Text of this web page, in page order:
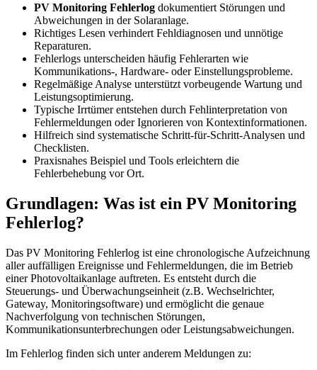
PV Monitoring Fehlerlog dokumentiert Störungen und
Abweichungen in der Solaranlage.
Richtiges Lesen verhindert Fehldiagnosen und unnötige
Reparaturen.
Fehlerlogs unterscheiden häufig Fehlerarten wie
Kommunikations-, Hardware- oder Einstellungsprobleme.
Regelmäßige Analyse unterstützt vorbeugende Wartung und
Leistungsoptimierung.
Typische Irrtümer entstehen durch Fehlinterpretation von
Fehlermeldungen oder Ignorieren von Kontextinformationen.
Hilfreich sind systematische Schritt-für-Schritt-Analysen und
Checklisten.
Praxisnahes Beispiel und Tools erleichtern die
Fehlerbehebung vor Ort.
Grundlagen: Was ist ein PV Monitoring
Fehlerlog?
Das PV Monitoring Fehlerlog ist eine chronologische Aufzeichnung
aller auffälligen Ereignisse und Fehlermeldungen, die im Betrieb
einer Photovoltaikanlage auftreten. Es entsteht durch die
Steuerungs- und Überwachungseinheit (z.B. Wechselrichter,
Gateway, Monitoringsoftware) und ermöglicht die genaue
Nachverfolgung von technischen Störungen,
Kommunikationsunterbrechungen oder Leistungsabweichungen.
Im Fehlerlog finden sich unter anderem Meldungen zu: